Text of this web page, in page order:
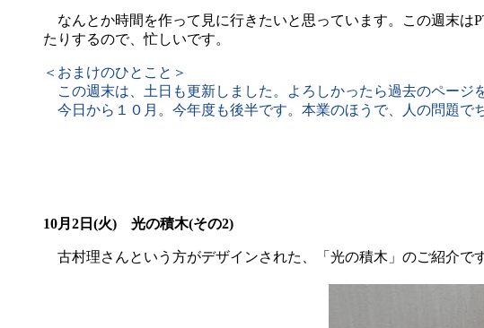
なんとか時間を作って見に行きたいと思っています。この週末は
たりするので、忙しいです。
＜おまけのひとこと＞
この週末は、土日も更新しました。よろしかったら過去のページ
今日から１０月。今年度も後半です。本業のほうで、人の問題で
10月2日(火) 光の積木(その2)
古村理さんという方がデザインされた、「光の積木」のご紹介で